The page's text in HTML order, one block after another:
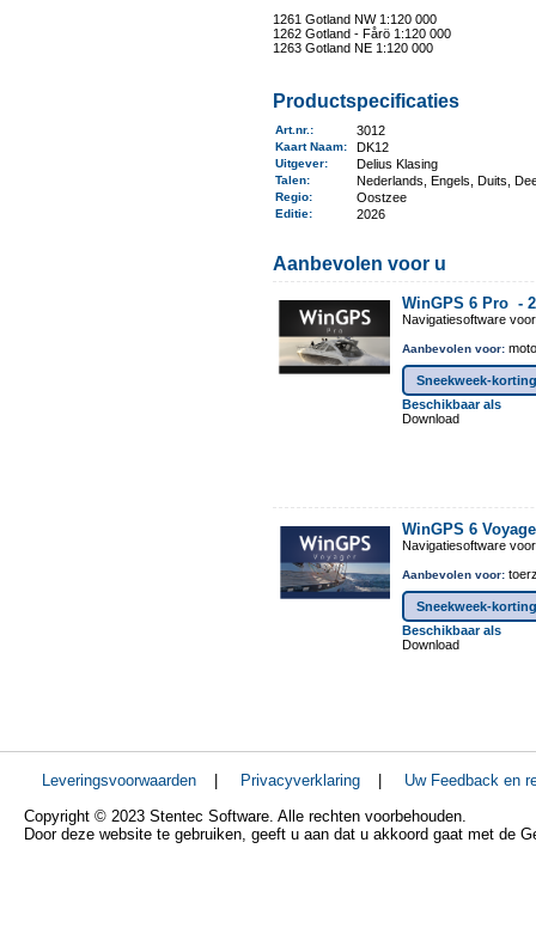
1261 Gotland NW 1:120 000
1262 Gotland - Fårö 1:120 000
1263 Gotland NE 1:120 000
Productspecificaties
Art.nr. : 3012
Kaart Naam: DK12
Uitgever: Delius Klasing
Talen: Nederlands, Engels, Duits,
Regio: Oostzee
Editie: 2026
Aanbevolen voor u
WinGPS 6 Pro -
Navigatiesoftware
Aanbevolen voor:
Sneekweek-
Beschikbaar als
Download
WinGPS 6
Navigatiesoftware
Aanbevolen voor:
Sneekweek-
Beschikbaar als
Download
Leveringsvoorwaarden | Privacyverklaring |
Uw Feedback en
Copyright © 2023 Stentec Software. Alle rechten voorbehouden.
Door deze website te gebruiken, geeft u aan dat u akkoord gaat met de